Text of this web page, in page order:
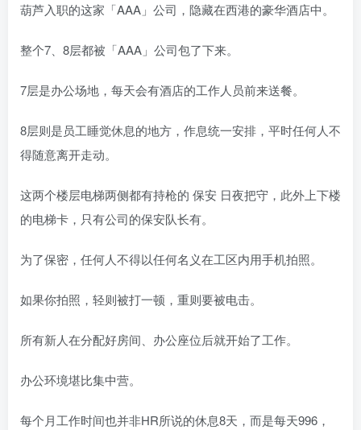
葫芦入职的这家「AAA」公司，隐藏在西港的豪华酒店中。
整个7、8层都被「AAA」公司包了下来。
7层是办公场地，每天会有酒店的工作人员前来送餐。
8层则是员工睡觉休息的地方，作息统一安排，平时任何人不
得随意离开走动。
这两个楼层电梯两侧都有持枪的 保安 日夜把守，此外上下楼
的电梯卡，只有公司的保安队长有。
为了保密，任何人不得以任何名义在工区内用手机拍照。
如果你拍照，轻则被打一顿，重则要被电击。
所有新人在分配好房间、办公座位后就开始了工作。
办公环境堪比集中营。
每个月工作时间也并非HR所说的休息8天，而是每天996，